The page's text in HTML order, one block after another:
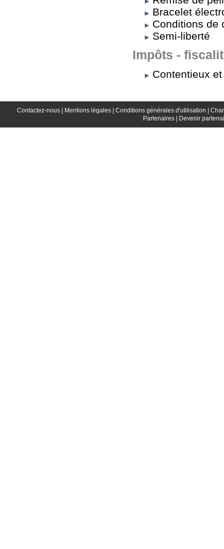
Bracelet
Conditions de
Semi-liberté
Impôts -
Contentieux
Contactez-nous | Mentions légales | Conditions générales d'utilisation |
Partenaires | Devenir